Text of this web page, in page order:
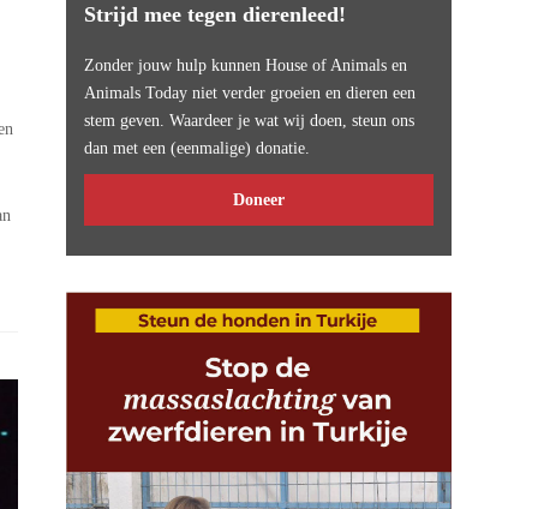
Strijd mee tegen dierenleed!
Zonder jouw hulp kunnen House of Animals en
Animals Today niet verder groeien en dieren een
stem geven. Waardeer je wat wij doen, steun ons
dan met een (eenmalige) donatie.
Doneer